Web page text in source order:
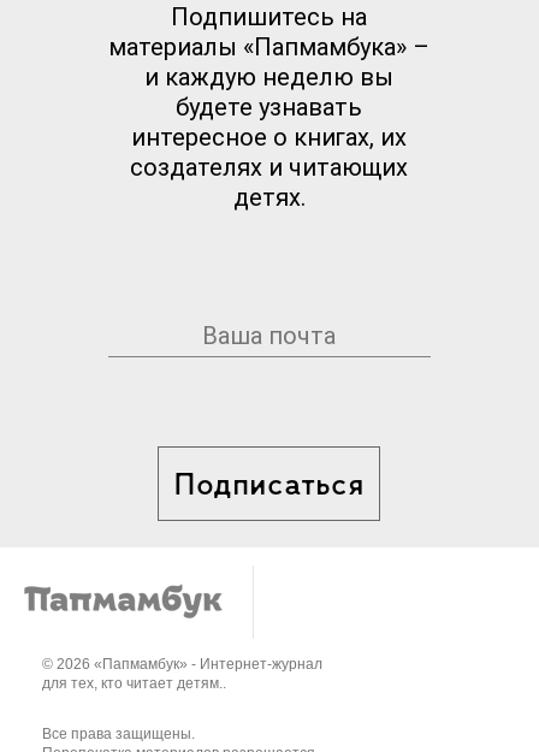
Подпишитесь на
материалы «Папмамбука» –
и каждую неделю вы
будете узнавать
интересное о книгах, их
создателях и читающих
детях.
Подписаться
© 2026 «Папмамбук» - Интернет-журнал
для тех, кто читает детям..
Все права защищены.